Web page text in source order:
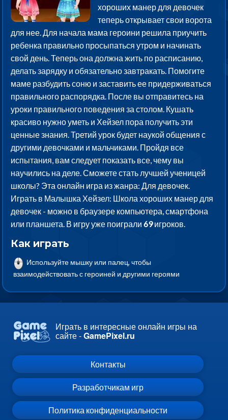
хороших манер для девочек
теперь открывает свои ворота
для нее. Для начала мама героини решила приучить
ребенка правильно просыпаться утром и начинать
свой день. Теперь она должна жить по расписанию,
делать зарядку и обязательно завтракать. Помогите
маме разбудить соню и заставить ее придерживаться
правильного распорядка. После вы отправитесь на
уроки правильного поведения за столом. Кушать
красиво нужно уметь и Хейзел пора получить эти
ценные знания. Третий урок будет наукой общения с
другими девочками и мальчиками. Пройдя все
испытания, вам следует показать все, чему вы
научились на деле. Сможете стать лучшей ученицей
школы? Эта онлайн игра из жанра: Для девочек.
Играть в Малышка Хейзел: Школа хороших манер для
девочек - можно в браузере компьютера, смартфона
или планшета. В игру уже поиграли69игроков.
Как играть
Используйте мышку или палец, чтобы
взаимодействовать с героиней и другими героями
Играть в интересные онлайн игры на
сайте -GamePixel.ru
Контакты
Разработчикам игр
Политика конфиденциальности